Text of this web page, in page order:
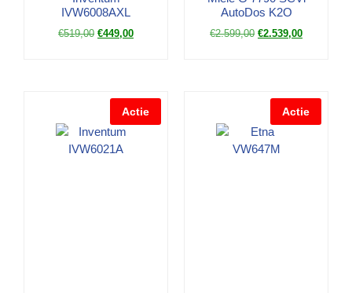
IVW6008AXL
€519,00 €449,00
AutoDos K2O
€2.599,00 €2.539,00
Actie Actie